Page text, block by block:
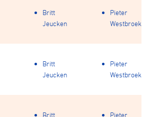
Britt
Jeucken
Pieter
Westbroek
Britt
Jeucken
Pieter
Westbroek
Britt
Pieter